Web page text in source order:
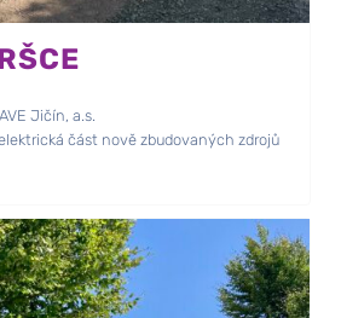
Jičín, a.s.
část nově zbudovaných zdrojů